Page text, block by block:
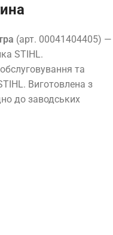
(арт. 00041404405) —
STIHL.
та
Виготовлена з
до заводських